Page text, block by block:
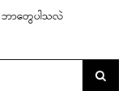
ဘာတွေပါသလဲ